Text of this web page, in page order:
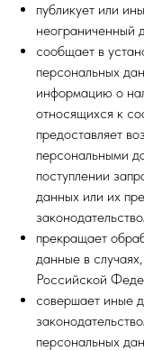
публикует или
неограниченный
сообщает в
персональных
информацию о
относящихся к
предоставляет
персональными
поступлении
данных или их
прекращает
данные в
Российской
совершает иные
персональных